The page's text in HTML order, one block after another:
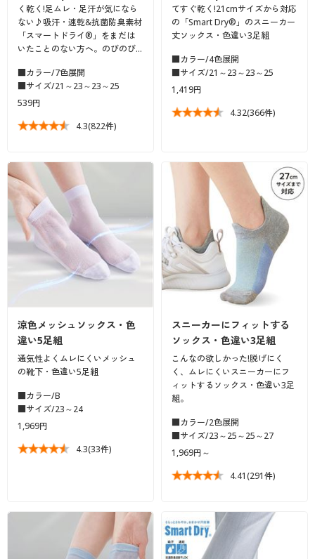
く乾く!足ムレ・足汗が気になら
ない♪吸汗・速乾&抗菌防臭素材
「スマートドライ®」をまだは
いたことのない方へ。のびのび…
■カラー/7色展開
■サイズ/21～23～23～25
539円
4.3(822件)
てすぐ乾く!21cmサイズから対応
の「Smart Dry®」のスニーカー
丈ソックス・色違い3足組
■カラー/4色展開
■サイズ/21～23～23～25
1,419円
4.32(366件)
涼色メッシュソックス・色
違い5足組
通気性よくムレにくいメッシュ
の靴下・色違い5足組
■カラー/B
■サイズ/23～24
1,969円
4.3(33件)
スニーカーにフィットする
ソックス・色違い3足組
こんなの欲しかった!脱げにく
く、ムレにくいスニーカーにフ
ィットするソックス・色違い3足
組。
■カラー/2色展開
■サイズ/23～25～25～27
1,969円～
4.41(291件)